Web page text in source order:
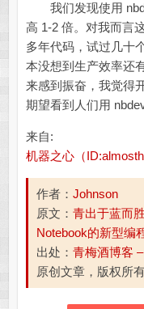
我们发现使用
高 1-2 倍。对我而言
多年代码，试过几十
本没想到生产效率还
来感到振奋，我觉得
期望看到人们用
来自:
机器之心（
作者： Johnson
原文： 青出于蓝而
Notebook的新型编
出处： 青梅酒博客
原创文章，版权所